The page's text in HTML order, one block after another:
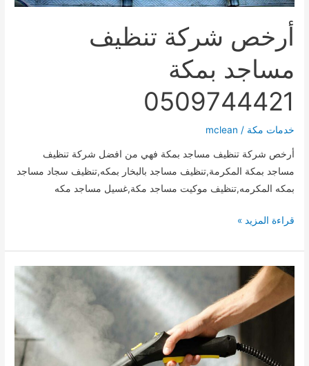
أرخص شركة تنظيف
مساجد بمكة
0509744421
خدمات مكة /
mclean
أرخص شركة تنظيف مساجد بمكة فهي من افضل شركة تنظيف
مساجد بمكة المكرمة,تنظيف مساجد بالبخار بمكه,تنظيف سجاد مساجد
بمكه المكرمه,تنظيف موكيت مساجد مكة,غسيل مساجد مكه
أرخص
تنظيف
مساجد
0509744421
قراءة المزيد »